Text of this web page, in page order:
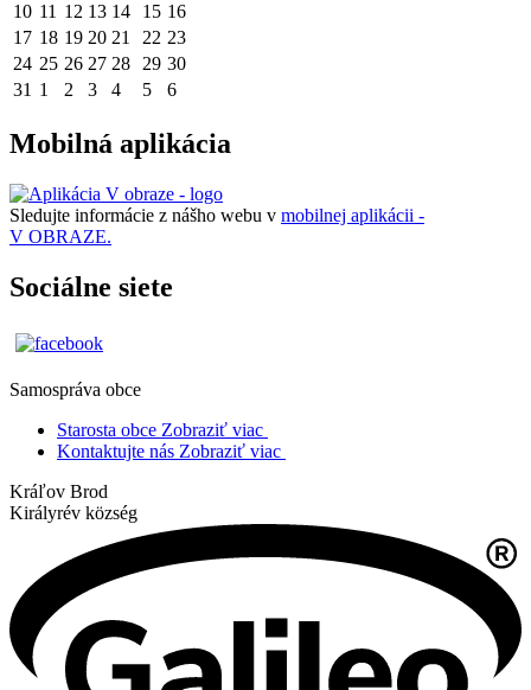
10 11 12 13 14 15 16
17 18 19 20 21 22 23
24 25 26 27 28 29 30
31 1 2 3 4 5 6
Mobilná aplikácia
Sledujte informácie z nášho webu v mobilnej aplikácii -
V OBRAZE.
Sociálne siete
Samospráva obce
Starosta obce Zobraziť viac
Kontaktujte nás Zobraziť viac
Kráľov Brod
Királyrév község